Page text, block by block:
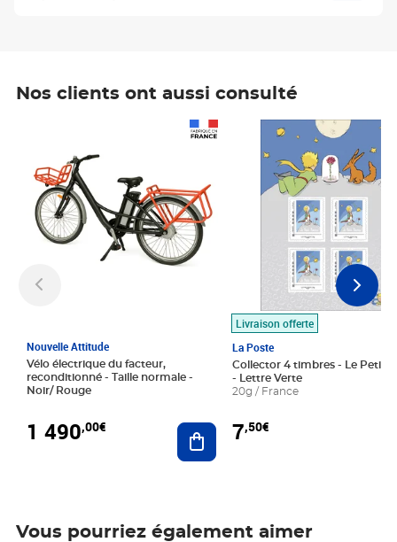
Nos clients ont aussi consulté
Nouvelle Attitude
Vélo électrique du facteur,
reconditionné - Taille normale -
Noir/ Rouge
1 490,00€ Ajouter au panier
Livraison offerte
La Poste
Collector 4 timbres - Le Petit
- Lettre Verte
20g / France
7,50€
Prix 7,50€
Vous pourriez également aimer